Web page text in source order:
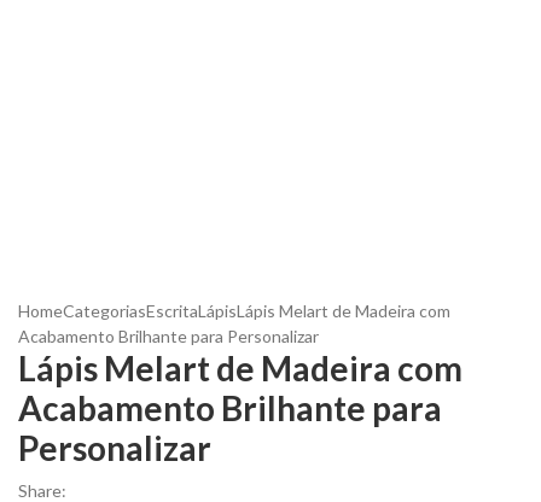
HomeCategoriasEscritaLápisLápis Melart de Madeira com
Acabamento Brilhante para Personalizar
Lápis Melart de Madeira com
Acabamento Brilhante para
Personalizar
Share: